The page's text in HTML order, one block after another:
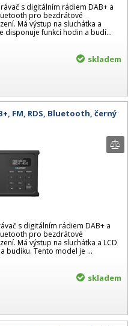
s digitálním rádiem DAB+ a
pro bezdrátové
Má výstup na sluchátka a
disponuje funkcí hodin a budí...
skladem
FM, RDS, Bluetooth, černý
s digitálním rádiem DAB+ a
pro bezdrátové
Má výstup na sluchátka a LCD
budíku. Tento model je ...
skladem